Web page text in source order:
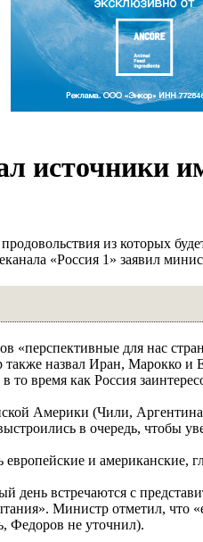
источники
из которых
«Россия 1» заявил
«перспективные для нас
назвал Иран, Марокко и
то время как Россия
Америки (Чили,
в очередь, чтобы
европейские и
день встречаются с
Министр отметил, что
Федоров не уточнил).